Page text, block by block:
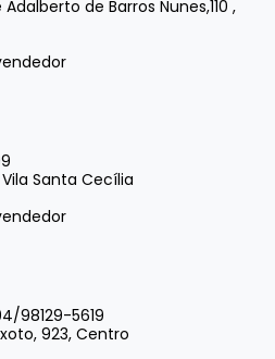
de Barros Nunes,110 ,
Vila Santa Cecília
98129-5619
923, Centro